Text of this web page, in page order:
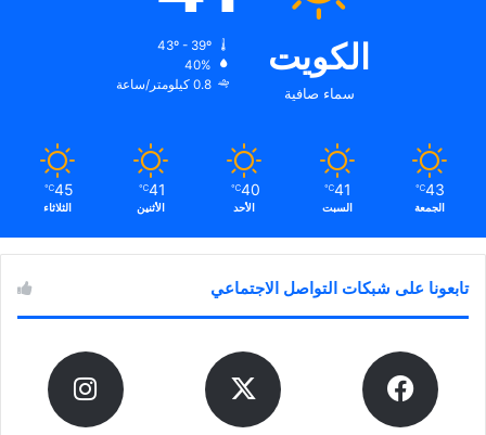
الكويت
سماء صافية
40%
0.8 كيلومتر/ساعة
43
℃
الجمعة
41
℃
السبت
40
℃
الأحد
41
℃
الأثنين
45
℃
الثلاثاء
تابعونا على شبكات التواصل الاجتماعي